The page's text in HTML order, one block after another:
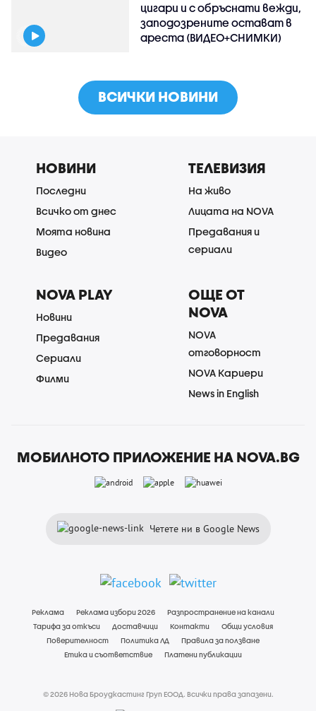
цигари и с обръснати вежди,
заподозрените остават в
ареста (ВИДЕО+СНИМКИ)
ВСИЧКИ НОВИНИ
НОВИНИ
Последни
Всичко от днес
Моята новина
Видео
ТЕЛЕВИЗИЯ
На живо
Лицата на NOVA
Предавания и
сериали
NOVA PLAY
Новини
Предавания
Сериали
Филми
ОЩЕ ОТ
NOVA
NOVA
отговорност
NOVA Кариери
News in English
МОБИЛНОТО ПРИЛОЖЕНИЕ НА NOVA.BG
Четете ни в Google News
Реклама Реклама избори 2026
Разпространение на канали
Тарифа за откъси
Доставчици Контакти
Общи условия
Поверителност
Политика ЛД
Правила за ползване
Етика и съответствие
Платени публикации
© 2026 Нова Броудкастинг Груп ЕООД. Всички права запазени.